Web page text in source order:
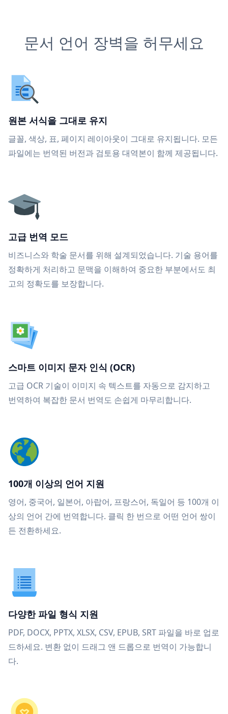
문서 언어 장벽을 허무세요
원본 서식을 그대로 유지
글꼴, 색상, 표, 페이지 레이아웃이 그대로 유지됩니다. 모든
파일에는 번역된 버전과 검토용 대역본이 함께 제공됩니다.
고급 번역 모드
비즈니스와 학술 문서를 위해 설계되었습니다. 기술 용어를
정확하게 처리하고 문맥을 이해하여 중요한 부분에서도 최
고의 정확도를 보장합니다.
스마트 이미지 문자 인식 (OCR)
고급 OCR 기술이 이미지 속 텍스트를 자동으로 감지하고
번역하여 복잡한 문서 번역도 손쉽게 마무리합니다.
100개 이상의 언어 지원
영어, 중국어, 일본어, 아랍어, 프랑스어, 독일어 등 100개 이
상의 언어 간에 번역합니다. 클릭 한 번으로 어떤 언어 쌍이
든 전환하세요.
다양한 파일 형식 지원
PDF, DOCX, PPTX, XLSX, CSV, EPUB, SRT 파일을 바로 업로
드하세요. 변환 없이 드래그 앤 드롭으로 번역이 가능합니
다.